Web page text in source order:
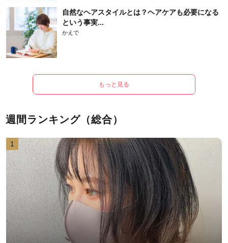
自然なヘアスタイルとは？ヘアケアも必要になる
という事実...
かえで
もっと見る
週間ランキング（総合）
1